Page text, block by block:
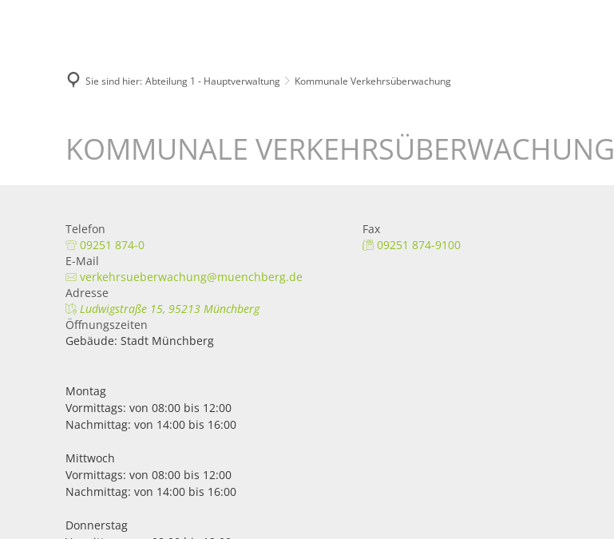
Sie sind hier: Abteilung 1 - Hauptverwaltung Kommunale Verkehrsüberwachung
KOMMUNALE VERKEHRSÜBERWACHUNG
Telefon
09251 874-0
Fax
09251 874-9100
E-Mail
verkehrsueberwachung@muenchberg.de
Adresse
Ludwigstraße 15, 95213 Münchberg
Öffnungszeiten
Gebäude: Stadt Münchberg
Montag
Vormittags: von 08:00 bis 12:00
Nachmittag: von 14:00 bis 16:00
Mittwoch
Vormittags: von 08:00 bis 12:00
Nachmittag: von 14:00 bis 16:00
Donnerstag